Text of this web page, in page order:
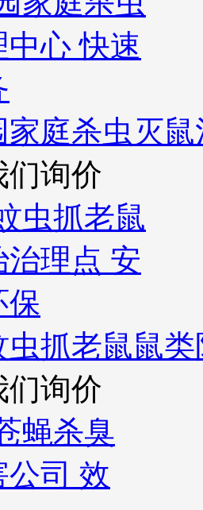
家庭杀虫灭
们询价
虫抓老鼠鼠
们询价